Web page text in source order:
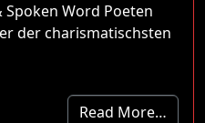
Word Poeten
der charismatischsten
Read More…